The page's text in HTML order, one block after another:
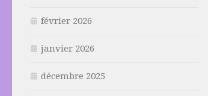
février 2026
janvier 2026
décembre 2025